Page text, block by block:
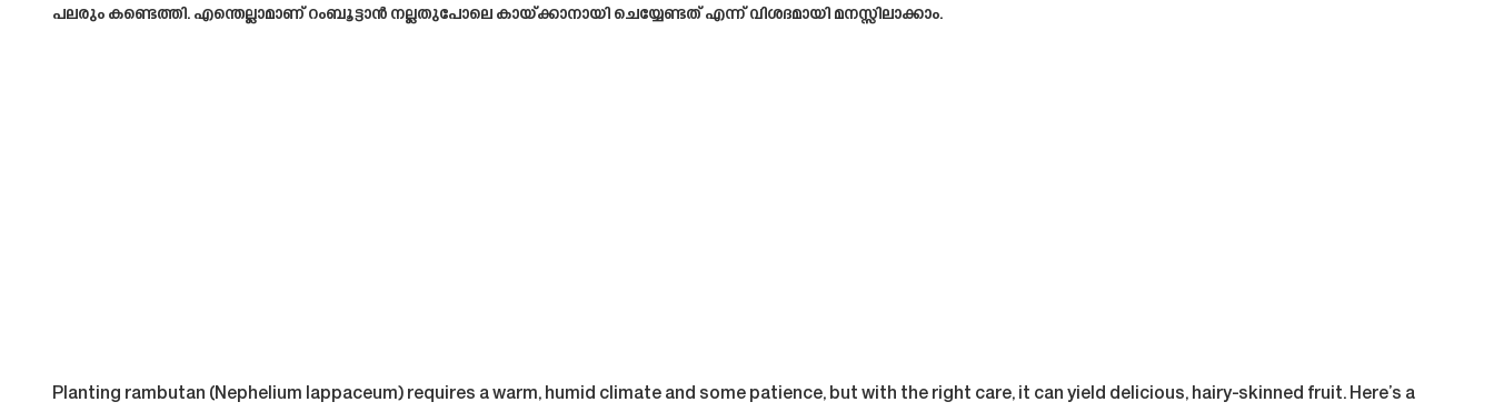
പലരും കണ്ടെത്തി. എന്തെല്ലാമാണ് റംബൂട്ടാൻ നല്ലതുപോലെ കായ്ക്കാനായി ചെയ്യേണ്ടത് എന്ന് വിശദമായി മനസ്സിലാക്കാം.
Planting rambutan (Nephelium lappaceum) requires a warm, humid climate and some patience, but with the right care, it can yield delicious, hairy-skinned fruit. Here’s a